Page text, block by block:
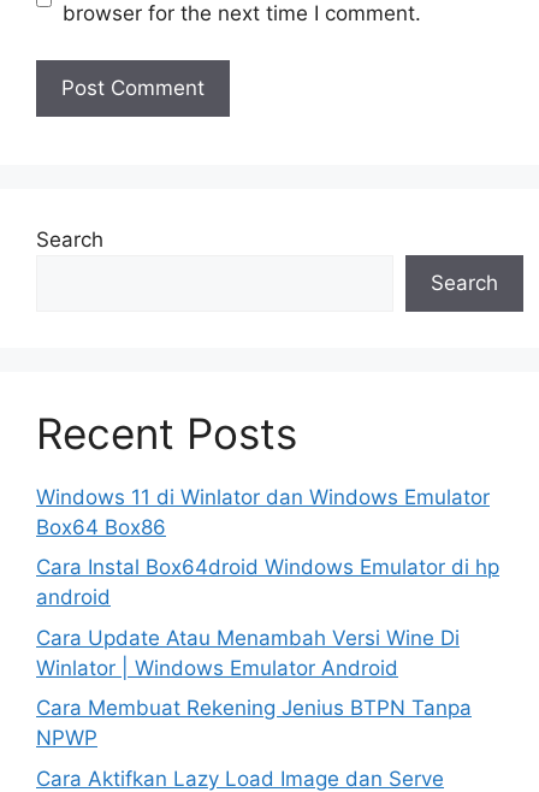
browser for the next time I comment.
Search
Search
Recent Posts
Windows 11 di Winlator dan Windows Emulator
Box64 Box86
Cara Instal Box64droid Windows Emulator di hp
android
Cara Update Atau Menambah Versi Wine Di
Winlator | Windows Emulator Android
Cara Membuat Rekening Jenius BTPN Tanpa
NPWP
Cara Aktifkan Lazy Load Image dan Serve